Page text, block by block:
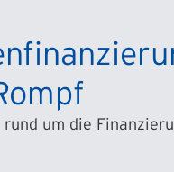
um die